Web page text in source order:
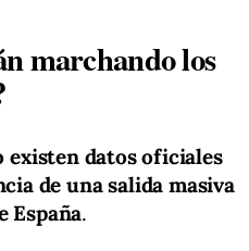
marchando los
existen datos oficiales
de una salida masiva
España.